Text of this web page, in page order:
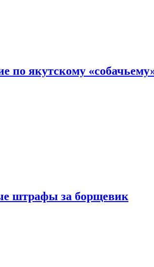
по якутскому
штрафы за борщевик